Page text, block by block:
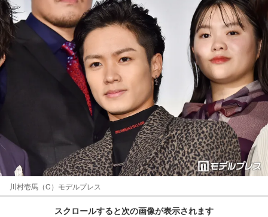
川村壱馬（C）モデルプレス
スクロールすると次の画像が表示されます